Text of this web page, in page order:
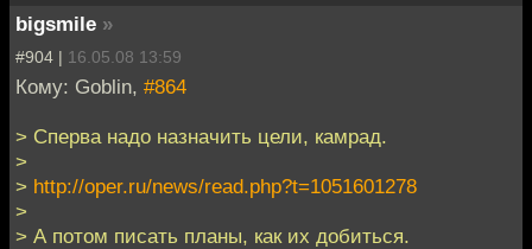
bigsmile »
#904 | 16.05.08 13:59
Кому: Goblin, #864
> Сперва надо назначить цели, камрад.
>
> http://oper.ru/news/read.php?t=1051601278
>
> А потом писать планы, как их добиться.